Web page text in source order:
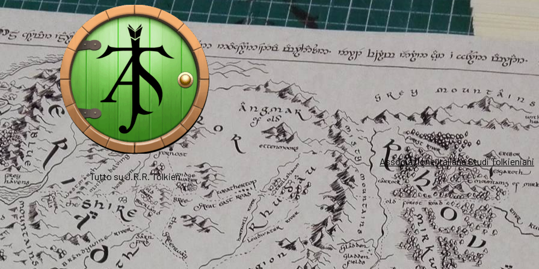
Associazione Italiana Studi Tolkieniani
Tutto su J.R.R. Tolkien